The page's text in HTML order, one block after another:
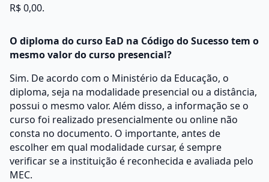
R$ 0,00.
O diploma do curso EaD na Código do Sucesso tem o
mesmo valor do curso presencial?
Sim. De acordo com o Ministério da Educação, o
diploma, seja na modalidade presencial ou a distância,
possui o mesmo valor. Além disso, a informação se o
curso foi realizado presencialmente ou online não
consta no documento. O importante, antes de
escolher em qual modalidade cursar, é sempre
verificar se a instituição é reconhecida e avaliada pelo
MEC.